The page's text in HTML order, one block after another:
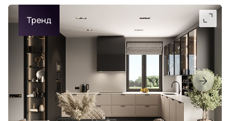
Тренд